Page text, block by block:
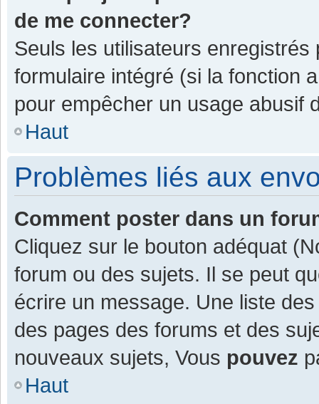
de me connecter?
Seuls les utilisateurs enregistrés
formulaire intégré (si la fonction
pour empêcher un usage abusif
Haut
Problèmes liés aux
Comment poster dans un
Cliquez sur le bouton adéquat
forum ou des sujets. Il se peut
écrire un message. Une liste
des pages des forums et des
nouveaux sujets, Vous pouvez
Haut